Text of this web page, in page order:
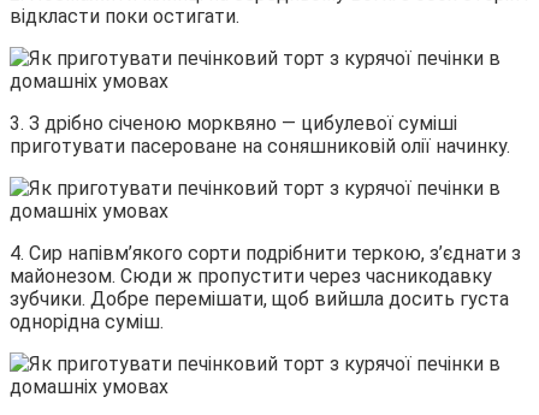
відкласти поки остигати.
3. З дрібно січеною морквяно — цибулевої суміші
приготувати пасероване на соняшниковій олії начинку.
4. Сир напівм’якого сорти подрібнити теркою, з’єднати з
майонезом. Сюди ж пропустити через часникодавку
зубчики. Добре перемішати, щоб вийшла досить густа
однорідна суміш.